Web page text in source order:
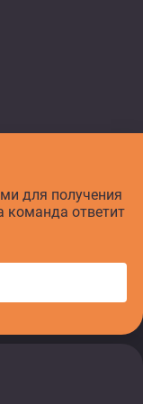
для получения
команда ответит